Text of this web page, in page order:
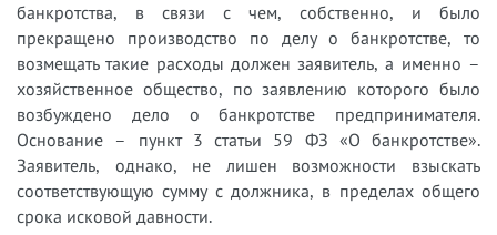
банкротства, в связи с чем, собственно, и было
прекращено производство по делу о банкротстве, то
возмещать такие расходы должен заявитель, а именно –
хозяйственное общество, по заявлению которого было
возбуждено дело о банкротстве предпринимателя.
Основание – пункт 3 статьи 59 ФЗ «О банкротстве».
Заявитель, однако, не лишен возможности взыскать
соответствующую сумму с должника, в пределах общего
срока исковой давности.